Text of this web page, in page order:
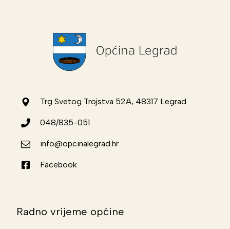
Trg Svetog Trojstva 52A, 48317 Legrad
048/835-051
info@opcinalegrad.hr
Facebook
Radno vrijeme općine